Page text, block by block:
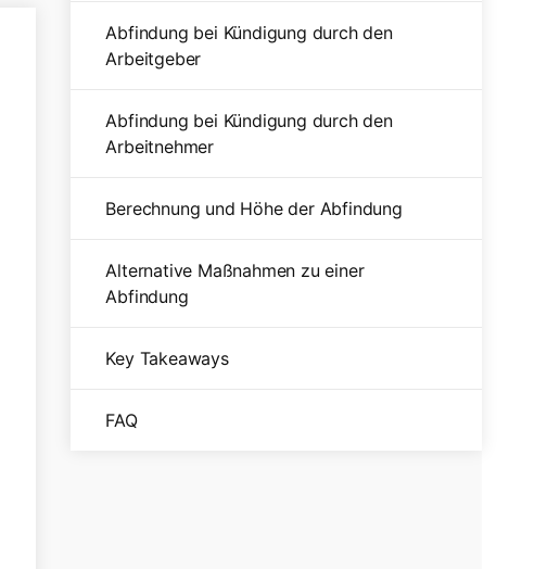
Abfindung bei Kündigung durch den
Arbeitgeber
Abfindung bei Kündigung durch den
Arbeitnehmer
Berechnung und Höhe der Abfindung
Alternative Maßnahmen zu einer
Abfindung
Key Takeaways
FAQ